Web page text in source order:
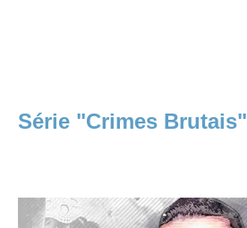
Série "Crimes Brutais"